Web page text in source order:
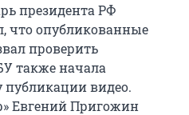
президента РФ
что опубликованные
проверить
также начала
публикации видео.
Евгений Пригожин